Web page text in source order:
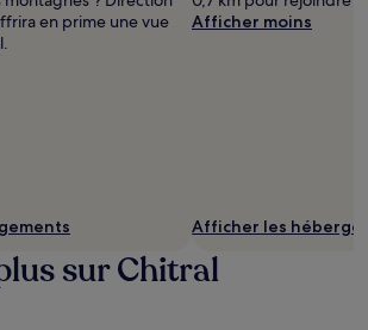
en prime une vue
Afficher moins
Afficher les
sur Chitral